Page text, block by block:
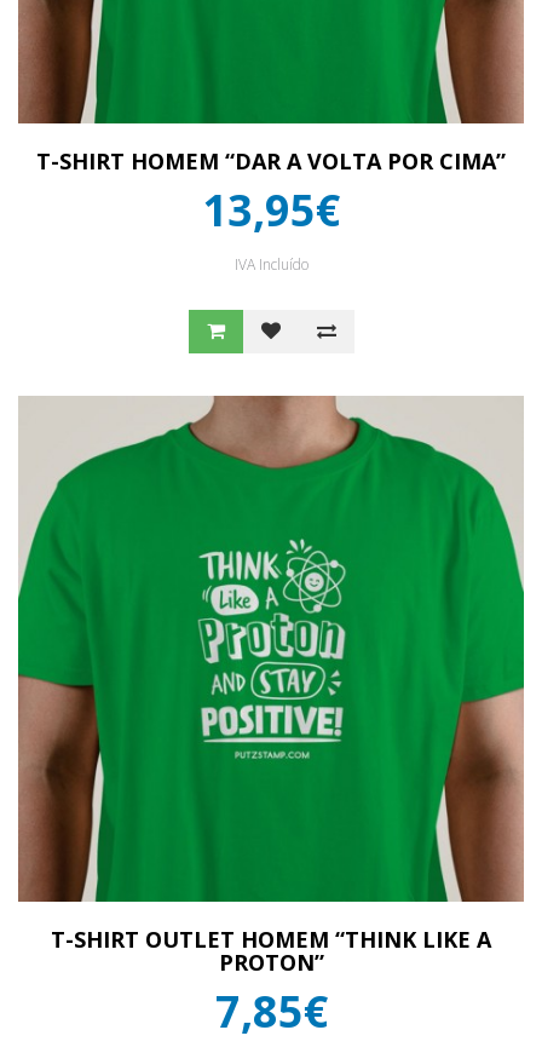
T-SHIRT HOMEM “DAR A VOLTA POR CIMA”
13,95€
IVA Incluído
T-SHIRT OUTLET HOMEM “THINK LIKE A
PROTON”
7,85€